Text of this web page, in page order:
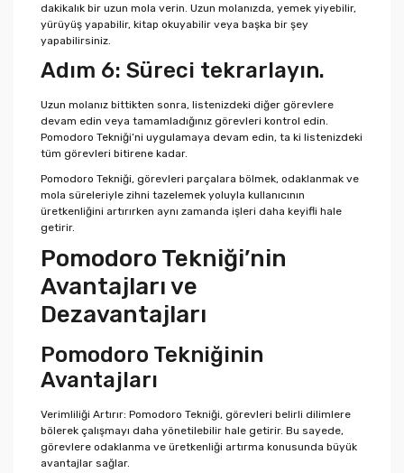
dakikalık bir uzun mola verin. Uzun molanızda, yemek yiyebilir,
yürüyüş yapabilir, kitap okuyabilir veya başka bir şey
yapabilirsiniz.
Adım 6: Süreci tekrarlayın.
Uzun molanız bittikten sonra, listenizdeki diğer görevlere
devam edin veya tamamladığınız görevleri kontrol edin.
Pomodoro Tekniği’ni uygulamaya devam edin, ta ki listenizdeki
tüm görevleri bitirene kadar.
Pomodoro Tekniği, görevleri parçalara bölmek, odaklanmak ve
mola süreleriyle zihni tazelemek yoluyla kullanıcının
üretkenliğini artırırken aynı zamanda işleri daha keyifli hale
getirir.
Pomodoro Tekniği’nin
Avantajları ve
Dezavantajları
Pomodoro Tekniğinin
Avantajları
Verimliliği Artırır: Pomodoro Tekniği, görevleri belirli dilimlere
bölerek çalışmayı daha yönetilebilir hale getirir. Bu sayede,
görevlere odaklanma ve üretkenliği artırma konusunda büyük
avantajlar sağlar.